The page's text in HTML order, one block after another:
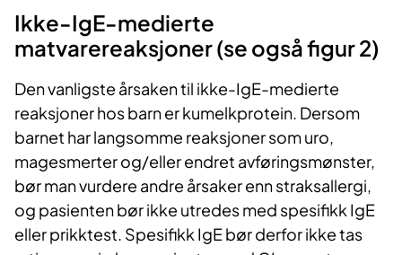
Ikke-IgE-medierte
matvarereaksjoner (se også figur 2)
Den vanligste årsaken til ikke-IgE-medierte
reaksjoner hos barn er kumelkprotein. Dersom
barnet har langsomme reaksjoner som uro,
magesmerter og/eller endret avføringsmønster,
bør man vurdere andre årsaker enn straksallergi,
og pasienten bør ikke utredes med spesifikk IgE
eller prikktest. Spesifikk IgE bør derfor ikke tas